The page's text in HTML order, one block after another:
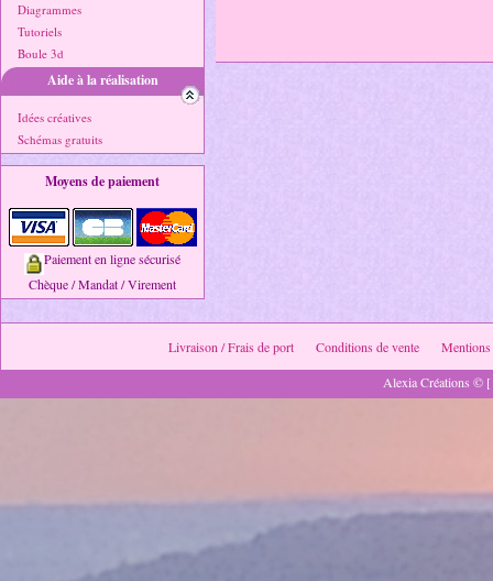
Diagrammes
Tutoriels
Boule 3d
Aide à la réalisation
Idées créatives
Schémas gratuits
Moyens de paiement
Paiement en ligne sécurisé
Chèque / Mandat / Virement
Livraison / Frais de port Conditions de vente
Mentions
Alexia Créations ©